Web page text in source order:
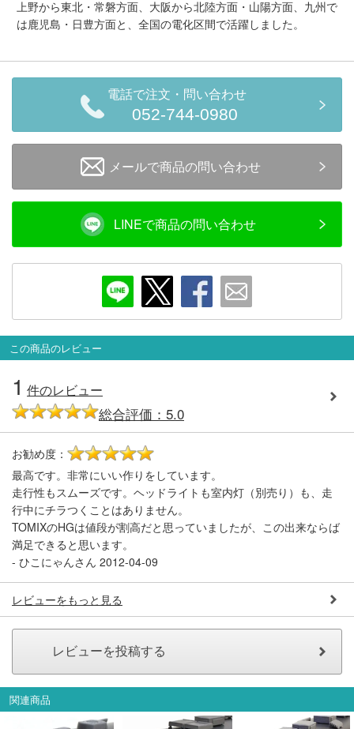
上野から東北・常磐方面、大阪から北陸方面・山陽方面、九州で
は鹿児島・日豊方面と、全国の電化区間で活躍しました。
電話で注文・問い合わせ
052-744-0980
メールで商品の問い合わせ
LINEで商品の問い合わせ
この商品のレビュー
1 件のレビュー
総合評価：5.0
お勧め度：
最高です。非常にいい作りをしています。
走行性もスムーズです。ヘッドライトも室内灯（別売り）も、走
行中にチラつくことはありません。
TOMIXのHGは値段が割高だと思っていましたが、この出来ならば
満足できると思います。
- ひこにゃんさん 2012-04-09
レビューをもっと見る
関連商品